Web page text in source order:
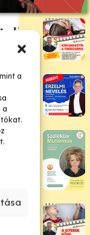
a
a
Nevelés
4.500
Ft
teszem